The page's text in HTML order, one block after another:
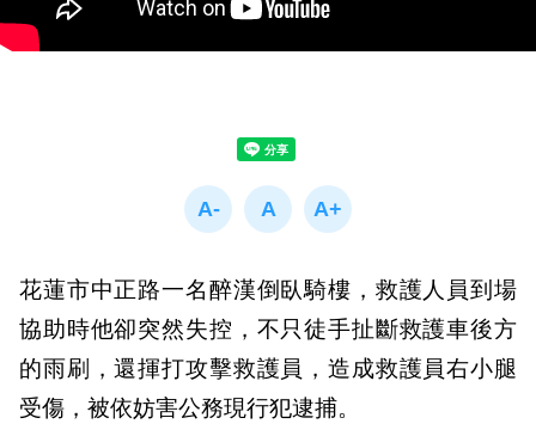
花蓮市中正路一名醉漢倒臥騎樓，救護人員到場
協助時他卻突然失控，不只徒手扯斷救護車後方
的雨刷，還揮打攻擊救護員，造成救護員右小腿
受傷，被依妨害公務現行犯逮捕。